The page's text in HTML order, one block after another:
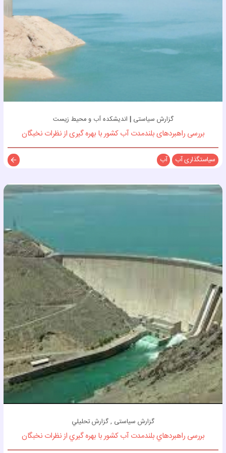
گزارش سیاستی| اندیشکده آب و محیط زیست
بررسی راهبردهای بلندمدت آب كشور با بهره گیری از نظرات نخبگان
سیاستگذاری آب آب
گزارش سیاستی , گزارش تحليلي
بررسی راهبردهاي بلندمدت آب كشور با بهره گیري از نظرات نخبگان